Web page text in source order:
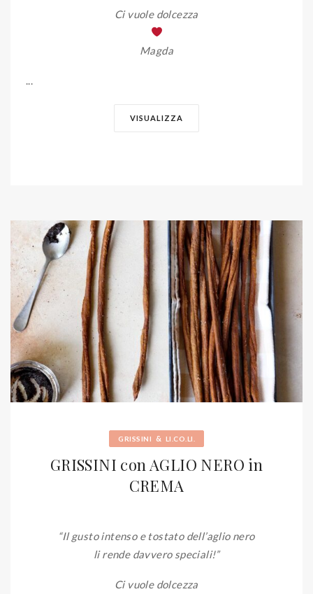
Ci vuole dolcezza
Magda
VISUALIZZA
GRISSINI & LI.CO.LI.
GRISSINI con AGLIO NERO in
CREMA
“Il gusto intenso e tostato dell’aglio nero
li rende davvero speciali!”
Ci vuole dolcezza